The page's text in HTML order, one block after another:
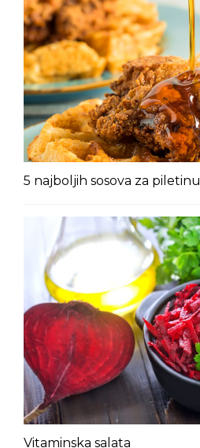
5 najboljih sosova za piletinu
Vitaminska salata